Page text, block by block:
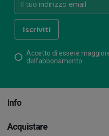
Accetto di essere
dell'abbonamento
Info
Acquistare